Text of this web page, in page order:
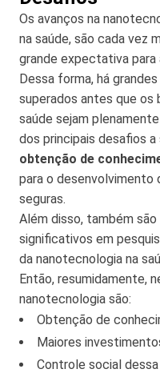
Os avanços na
na saúde, são cada vez
grande expectativa para
Dessa forma, há
superados antes que os
saúde sejam
dos principais desafios
obtenção de
para o desenvolvimento
seguras.
Além disso, também
significativos em
da nanotecnologia na
Então, resumidamente,
nanotecnologia são:
Obtenção de
Maiores
Controle social